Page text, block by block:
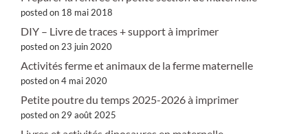
posted on 18 mai 2018
DIY – Livre de traces + support à imprimer
posted on 23 juin 2020
Activités ferme et animaux de la ferme maternelle
posted on 4 mai 2020
Petite poutre du temps 2025-2026 à imprimer
posted on 29 août 2025